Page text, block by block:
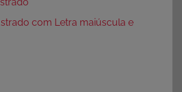
com Letra maiúscula e